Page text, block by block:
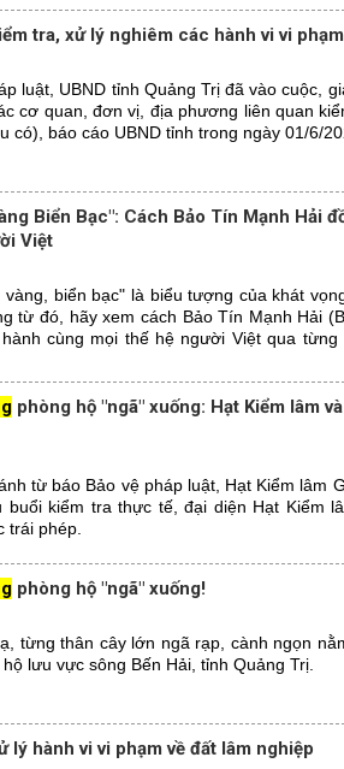
tra, xử lý nghiêm các hành vi vi phạm
luật, UBND tỉnh Quảng Trị đã vào cuộc,
cơ quan, đơn vị, địa phương liên quan
có), báo cáo UBND tỉnh trong ngày 01/6/
Biển Bạc": Cách Bảo Tín Mạnh Hải
Việt
biển bạc" là biểu tượng của khát
từ đó, hãy xem cách Bảo Tín Mạnh Hải
cùng mọi thế hệ người Việt qua từng
phòng hộ "ngã" xuống: Hạt Kiểm lâm
từ báo Bảo vệ pháp luật, Hạt Kiểm lâm
kiểm tra thực tế, đại diện Hạt Kiểm
trái phép.
phòng hộ "ngã" xuống!
từng thân cây lớn ngã rạp, cành ngọn
lưu vực sông Bến Hải, tỉnh Quảng Trị.
hành vi vi phạm về đất lâm nghiệp